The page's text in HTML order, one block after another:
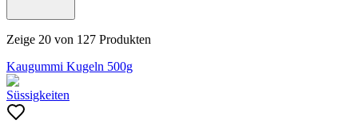
Zeige 20 von 127 Produkten
Kaugummi Kugeln 500g
Süssigkeiten